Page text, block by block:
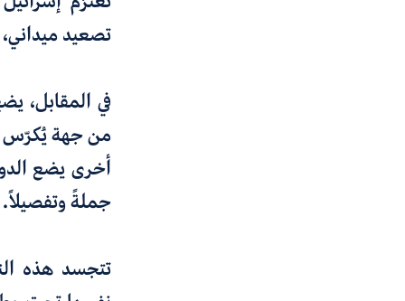
تصعيد
في المقابل،
من جهة يُكرّس
أخرى يضع
جملةً وتفصيلاً.
تتجسد هذه